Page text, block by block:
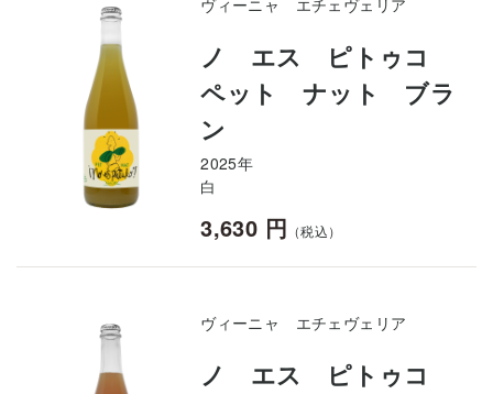
ヴィーニャ エチェヴェリア
ノ エス ピトゥコ
ペット ナット ブラ
ン
2025年
白
3,630 円 （税込）
ヴィーニャ エチェヴェリア
ノ エス ピトゥコ